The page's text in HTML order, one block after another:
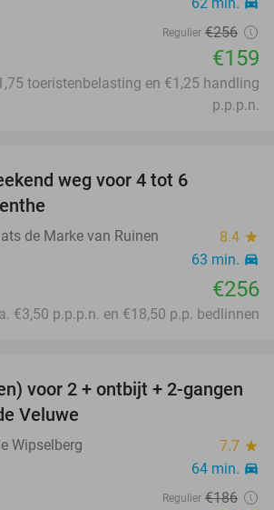
Regulier €256
€159
toeristenbelasting en €1,25 handling
p.p.p.n.
weg voor 4 tot 6
de Marke van Ruinen 8.4 star
63 min. directions_car
€256
€3,50 p.p.p.n. en €18,50 p.p. bedlinnen
22%
voor 2 + ontbijt + 2-gangen
Veluwe
Wipselberg 7.7 star
64 min. directions_car
Regulier €186